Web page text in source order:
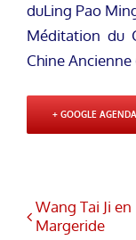
duLing Pao
Méditation du
Chine
+ GOOGLE AGENDA
Wang Tai Ji en
Margeride